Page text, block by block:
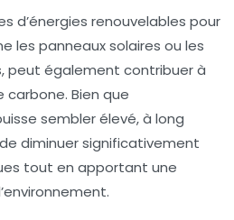
d’énergies renouvelables pour
les panneaux solaires ou les
peut également contribuer à
Bien que
sembler élevé, à long
diminuer significativement
tout en apportant une